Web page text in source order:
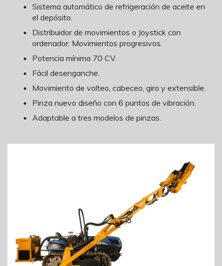
Sistema automático de refrigeración de aceite en
el depósito.
Distribuidor de movimientos o Joystick con
ordenador. Movimientos progresivos.
Potencia mínima 70 CV.
Fácil desenganche.
Movimiento de volteo, cabeceo, giro y extensible.
Pinza nuevo diseño con 6 puntos de vibración.
Adaptable a tres modelos de pinzas.